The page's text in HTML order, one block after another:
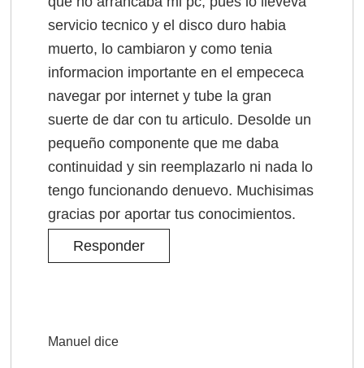
servicio tecnico y el disco duro habia
muerto, lo cambiaron y como tenia
informacion importante en el empececa
navegar por internet y tube la gran
suerte de dar con tu articulo. Desolde un
pequeño componente que me daba
continuidad y sin reemplazarlo ni nada lo
tengo funcionando denuevo. Muchisimas
gracias por aportar tus conocimientos.
Responder
Manuel dice